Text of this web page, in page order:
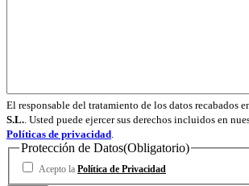
El responsable del tratamiento de los datos recabados
S.L. . Usted puede ejercer sus derechos incluidos en
Políticas de privacidad
Protección de Datos(Obligatorio)
Acepto la Política de Privacidad